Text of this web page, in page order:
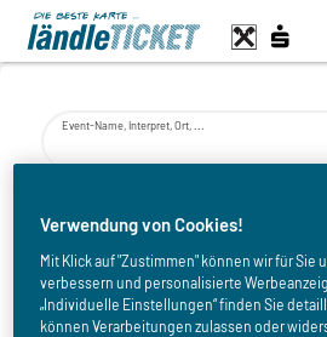
Event-Name, Interpret, Ort, ...
bis
Verwendung von Cookies!
Mit Klick auf "Zustimmen" können wir für Sie
verbessern und personalisierte
„Individuelle Einstellungen“ finden Sie
können Verarbeitungen zulassen oder